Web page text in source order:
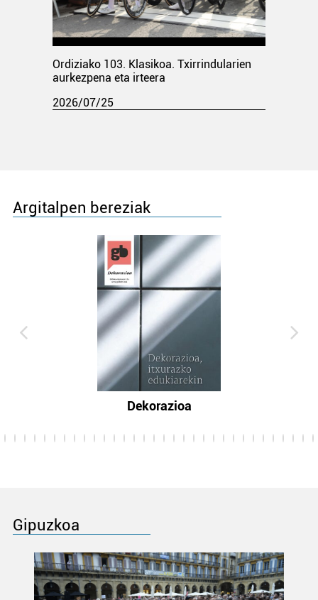
Ordiziako 103. Klasikoa. Txirrindularien
aurkezpena eta irteera
2026/07/25
Argitalpen bereziak
Dekorazioa
Gipuzkoa